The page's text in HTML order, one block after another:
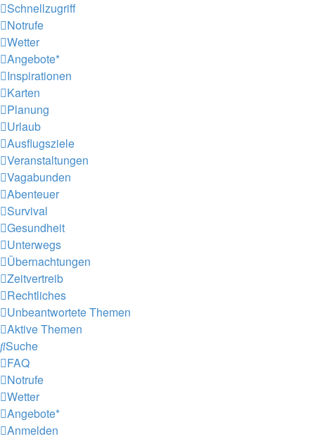
Schnellzugriff
Notrufe
Wetter
Angebote*
Inspirationen
Karten
Planung
Urlaub
Ausflugsziele
Veranstaltungen
Vagabunden
Abenteuer
Survival
Gesundheit
Unterwegs
Übernachtungen
Zeitvertreib
Rechtliches
Unbeantwortete Themen
Aktive Themen
Suche
FAQ
Notrufe
Wetter
Angebote*
Anmelden